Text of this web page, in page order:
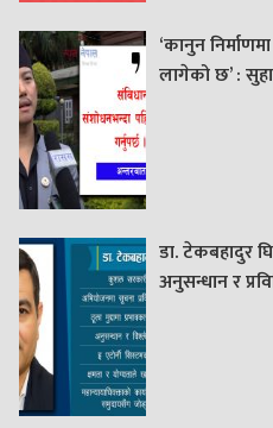
‘कानुन
लागेको छ’ :
डा. टेकबहादुर
अनुसन्धान र